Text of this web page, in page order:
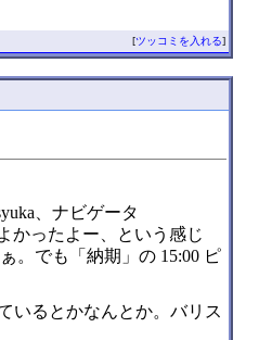
[ツッコミを入れる]
、ナビゲータ
かったよー、という感じ
。でも「納期」の 15:00 ピ
いるとかなんとか。バリス